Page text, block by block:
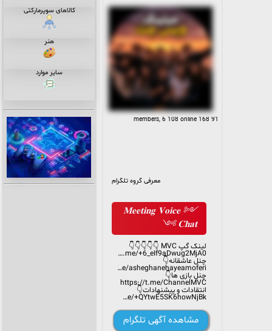
کالاهای سوپرمارکتی
هنر
سایر موارد
۲. سرگرمی‌های منحصربه‌فرد:
علاوه بر بازی‌ها، ما در گروهمان
مجموعه‌ای از سرگرمی‌های دیگر را
نیز ارائه می‌دهیم که شامل
کنسرت‌های آنلاین، جلسات خنده
دار و بازی‌های تعاملی است. این
سرگرمی‌ها به شما امکان می‌دهد
از وقت خود لذت ببرید و با دیگر
اعضا ارتباط برقرار کنید.
۳. جوایز فوق‌العاده: برای ما، شما
بیشتر از یک عضو هستید، شما
همراهان ما هستید و به همین
دلیل ما جوایز عالی را به شما ارائه
می‌دهیم. از جوایز نقدی تا جوایز
محصولات متنوع، ما تلاش
می‌کنیم تا اعضای گروهمان را به
خود جذب کنیم. پس چه
فقط کافی است روی لینک زیر
ما منتظر شما هستیم! با احترام،
MVC لینک کانال
91 168 members, 6 108 online
معرفی گروه تلگرام
༺ 𝐌𝐞𝐞𝐭𝐢𝐧𝐠 𝐕𝐨𝐢𝐜𝐞
𝐂𝐡𝐚𝐭 ༻
لینک گپ MVC 👇👇👇👇👇
https://t.me/+6_eIf9aDwug2MjA0
چنل عاشقانه👇
https://t.me/asheghanehayeamoferi
چنل بازی ها👇
https://t.me/ChannelMVC
انتقادات و پیشنهادات👇
https://t.me/+QYtwE5SK6howNjBk
مشاهده آگهی تلگرام